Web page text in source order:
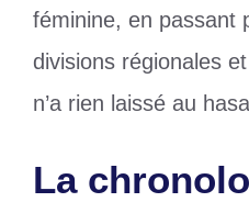
féminine, en passant
divisions régionales
n’a rien laissé au
La